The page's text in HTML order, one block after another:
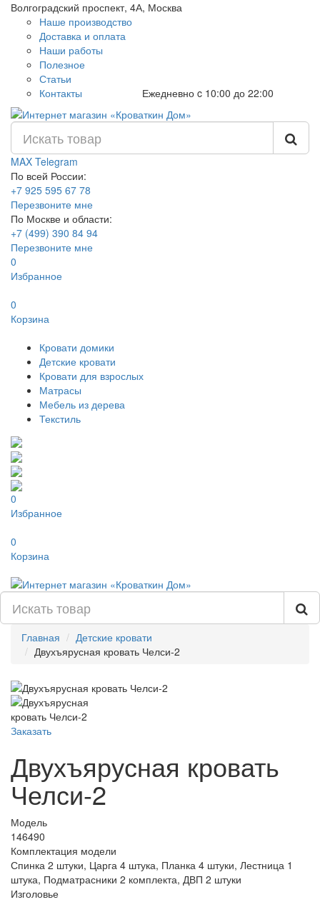
Волгоградский проспект, 4А, Москва
Наше производство
Доставка и оплата
Наши работы
Полезное
Статьи
Контакты
Ежедневно c 10:00 до 22:00
MAX Telegram
По всей России:
+7 925 595 67 78
Перезвоните мне
По Москве и области:
+7 (499) 390 84 94
Перезвоните мне
0
Избранное
0
Корзина
Кровати домики
Детские кровати
Кровати для взрослых
Матрасы
Мебель из дерева
Текстиль
0
Избранное
0
Корзина
Главная
Детские кровати
Двухъярусная кровать Челси-2
Заказать
Двухъярусная кровать
Челси-2
Модель
146490
Комплектация модели
Спинка 2 штуки, Царга 4 штука, Планка 4 штуки, Лестница 1
штука, Подматрасники 2 комплекта, ДВП 2 штуки
Изголовье